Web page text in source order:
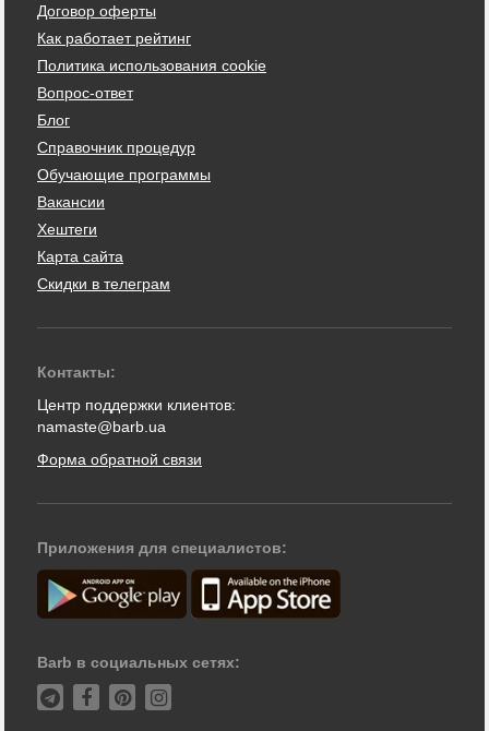
Договор оферты
Как работает рейтинг
Политика использования cookie
Вопрос-ответ
Блог
Справочник процедур
Обучающие программы
Вакансии
Хештеги
Карта сайта
Скидки в телеграм
Контакты:
Центр поддержки клиентов:
namaste@barb.ua
Форма обратной связи
Приложения для специалистов:
Barb в социальных сетях: